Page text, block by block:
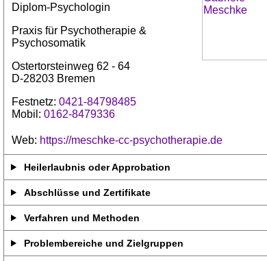
Diplom-Psychologin
Praxis für Psychotherapie &
Psychosomatik
Ostertorsteinweg 62 - 64
D-28203 Bremen
Festnetz: 0421-84798485
Mobil: 0162-8479336
Web: https://meschke-cc-psychotherapie.de
Heilerlaubnis oder Approbation
Abschlüsse und Zertifikate
Verfahren und Methoden
Problembereiche und Zielgruppen